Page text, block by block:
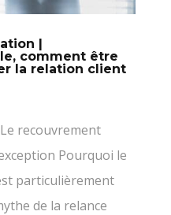
|
comment être
la relation client
recouvrement
Pourquoi le
particulièrement
de la relance